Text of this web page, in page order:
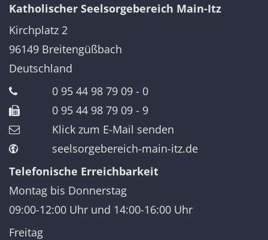
Katholischer Seelsorgebereich Main-Itz
Kirchplatz 2
96149 Breitengüßbach
Deutschland
0 95 44 98 79 09 - 0
0 95 44 98 79 09 - 9
Klick zum E-Mail senden
seelsorgebereich-main-itz.de
Telefonische Erreichbarkeit
Montag bis Donnerstag
09:00-12:00 Uhr und 14:00-16:00 Uhr
Freitag